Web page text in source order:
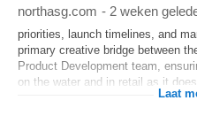
northasg.com - 2 weken
priorities, launch timelines, and
primary creative bridge between
Product Development team,
on the water and in retail as it
Laat